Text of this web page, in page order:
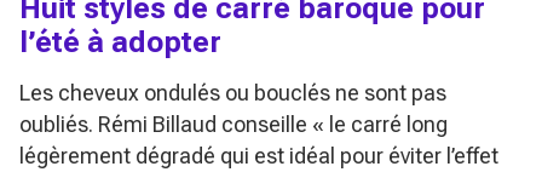
Huit styles de carré baroque pour
l’été à adopter
Les cheveux ondulés ou bouclés ne sont pas
oubliés. Rémi Billaud conseille « le carré long
légèrement dégradé qui est idéal pour éviter l’effet